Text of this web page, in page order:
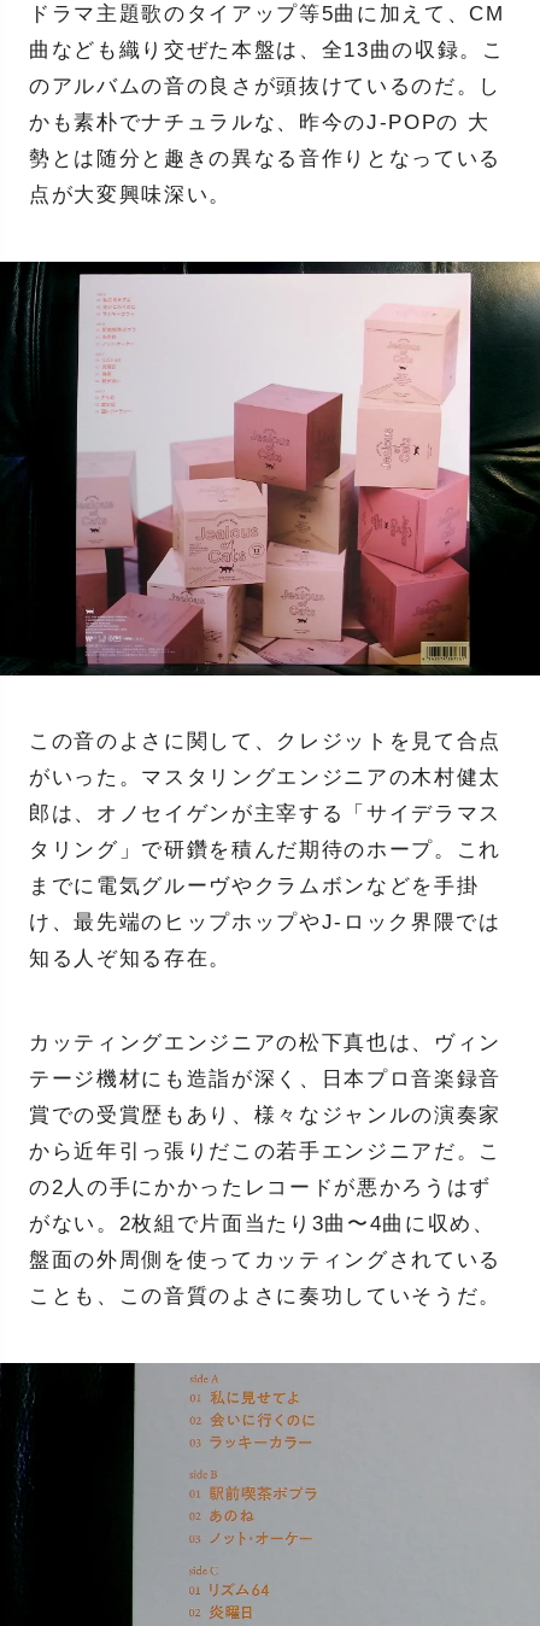
ドラマ主題歌のタイアップ等5曲に加えて、CM
曲なども織り交ぜた本盤は、全13曲の収録。こ
のアルバムの音の良さが頭抜けているのだ。し
かも素朴でナチュラルな、昨今のJ-POPの 大
勢とは随分と趣きの異なる音作りとなっている
点が大変興味深い。
この音のよさに関して、クレジットを見て合点
がいった。マスタリングエンジニアの木村健太
郎は、オノセイゲンが主宰する「サイデラマス
タリング」で研鑽を積んだ期待のホープ。これ
までに電気グルーヴやクラムボンなどを手掛
け、最先端のヒップホップやJ-ロック界隈では
知る人ぞ知る存在。
カッティングエンジニアの松下真也は、ヴィン
テージ機材にも造詣が深く、日本プロ音楽録音
賞での受賞歴もあり、様々なジャンルの演奏家
から近年引っ張りだこの若手エンジニアだ。こ
の2人の手にかかったレコードが悪かろうはず
がない。2枚組で片面当たり3曲〜4曲に収め、
盤面の外周側を使ってカッティングされている
ことも、この音質のよさに奏功していそうだ。